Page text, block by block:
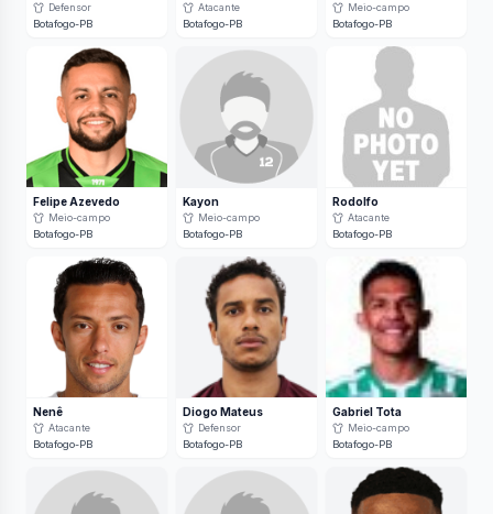
Defensor
Botafogo-PB
Atacante
Botafogo-PB
Meio-campo
Botafogo-PB
Felipe Azevedo
Meio-campo
Botafogo-PB
Kayon
Meio-campo
Botafogo-PB
Rodolfo
Atacante
Botafogo-PB
Nenê
Atacante
Botafogo-PB
Diogo Mateus
Defensor
Botafogo-PB
Gabriel Tota
Meio-campo
Botafogo-PB